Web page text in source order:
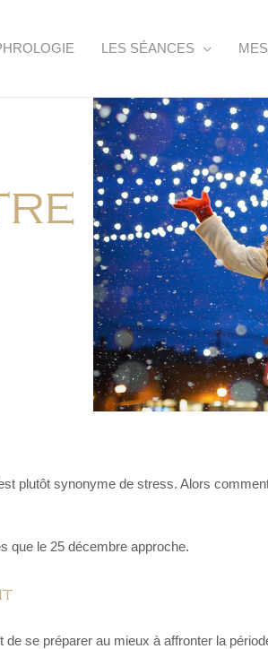
LES SÉANCES
plutôt synonyme de stress. Alors
que le 25 décembre approche.
se préparer au mieux à affronter la